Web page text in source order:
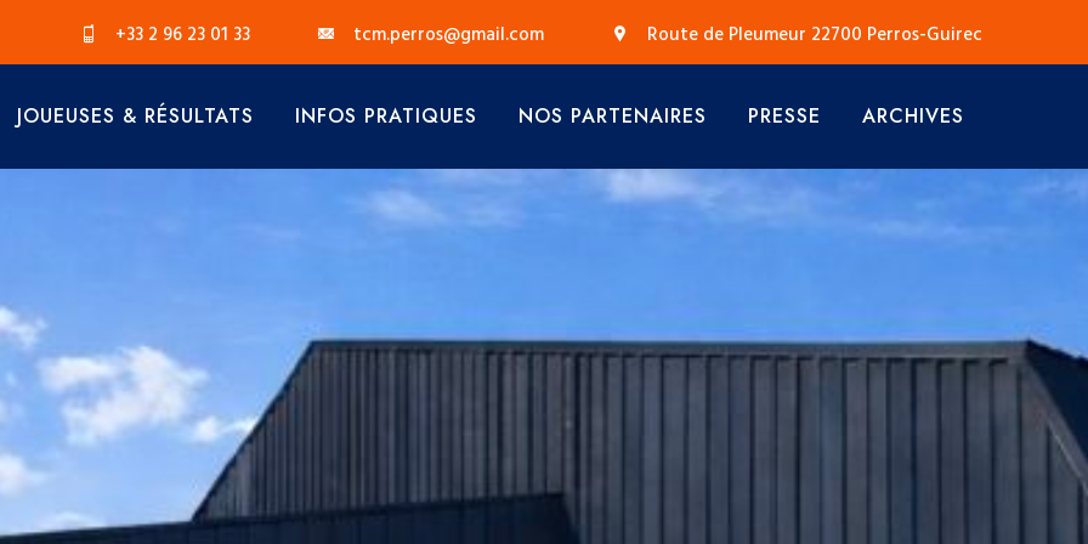
+33 2 96 23 01 33 tcm.perros@gmail.com Route de Pleumeur 22700 Perros-Guirec
JOUEUSES & RÉSULTATS INFOS PRATIQUES NOS PARTENAIRES PRESSE ARCHIVES